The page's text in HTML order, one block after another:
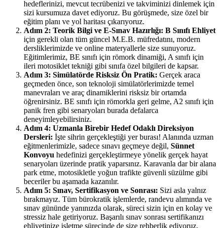
hedeflerinizi, mevcut tecrübenizi ve takviminizi dinlemek için
sizi kursumuza davet ediyoruz. Bu görüşmede, size özel bir
eğitim planı ve yol haritası çıkarıyoruz.
Adım 2: Teorik Bilgi ve E-Sınav Hazırlığı: B Sınıfı Ehliyet
için gerekli olan tüm güncel M.E.B. müfredatını, modern
dersliklerimizde ve online materyallerle size sunuyoruz.
Eğitimlerimiz, BE sınıfı için römork dinamiği, A sınıfı için
ileri motosiklet tekniği gibi sınıfa özel bilgileri de kapsar.
Adım 3: Simülatörde Risksiz Ön Pratik: Gerçek araca
geçmeden önce, son teknoloji simülatörlerimizde temel
manevraları ve araç dinamiklerini risksiz bir ortamda
öğrenirsiniz. BE sınıfı için römorkla geri gelme, A2 sınıfı için
panik fren gibi senaryoları burada defalarca
deneyimleyebilirsiniz.
Adım 4: Uzmanla Birebir Hedef Odaklı Direksiyon
Dersleri: İşte sihrin gerçekleştiği yer burası! Alanında uzman
eğitmenlerimizle, sadece sınavı geçmeye değil, Sünnet
Konvoyu hedefinizi gerçekleştirmeye yönelik gerçek hayat
senaryoları üzerinde pratik yaparsınız. Karavanla dar bir alana
park etme, motosikletle yoğun trafikte güvenli süzülme gibi
beceriler bu aşamada kazanılır.
Adım 5: Sınav, Sertifikasyon ve Sonrası: Sizi asla yalnız
bırakmayız. Tüm bürokratik işlemlerde, randevu alımında ve
sınav gününde yanınızda olarak, süreci sizin için en kolay ve
stressiz hale getiriyoruz. Başarılı sınav sonrası sertifikanızı
ehliyetinize işletme sürecinde de size rehberlik ediyoruz.